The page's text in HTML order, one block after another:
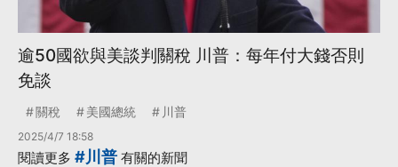
逾50國欲與美談判關稅 川普：每年付大錢否則
免談
關稅 美國總統 川普
2025/4/7 18:58
閱讀更多 #川普 有關的新聞